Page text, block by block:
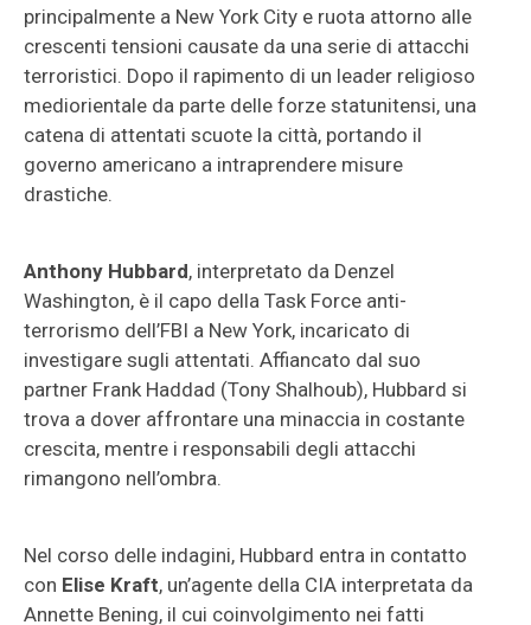
principalmente a New York City e ruota attorno alle
crescenti tensioni causate da una serie di attacchi
terroristici. Dopo il rapimento di un leader religioso
mediorientale da parte delle forze statunitensi, una
catena di attentati scuote la città, portando il
governo americano a intraprendere misure
drastiche.
Anthony Hubbard, interpretato da Denzel
Washington, è il capo della Task Force anti-
terrorismo dell’FBI a New York, incaricato di
investigare sugli attentati. Affiancato dal suo
partner Frank Haddad (Tony Shalhoub), Hubbard si
trova a dover affrontare una minaccia in costante
crescita, mentre i responsabili degli attacchi
rimangono nell’ombra.
Nel corso delle indagini, Hubbard entra in contatto
con Elise Kraft, un’agente della CIA interpretata da
Annette Bening, il cui coinvolgimento nei fatti